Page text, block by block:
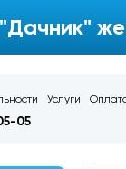
Услуги
05